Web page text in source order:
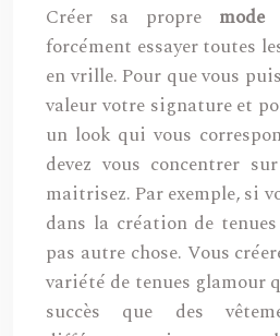
Créer sa propre mode
forcément essayer toutes
en vrille. Pour que vous
valeur votre signature et
un look qui vous
devez vous concentrer
maitrisez. Par exemple, si
dans la création de tenues
pas autre chose. Vous
variété de tenues glamour
succès que des